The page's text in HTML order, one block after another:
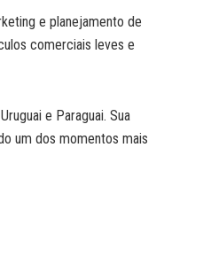
e planejamento de
comerciais leves e
e Paraguai. Sua
um dos momentos mais